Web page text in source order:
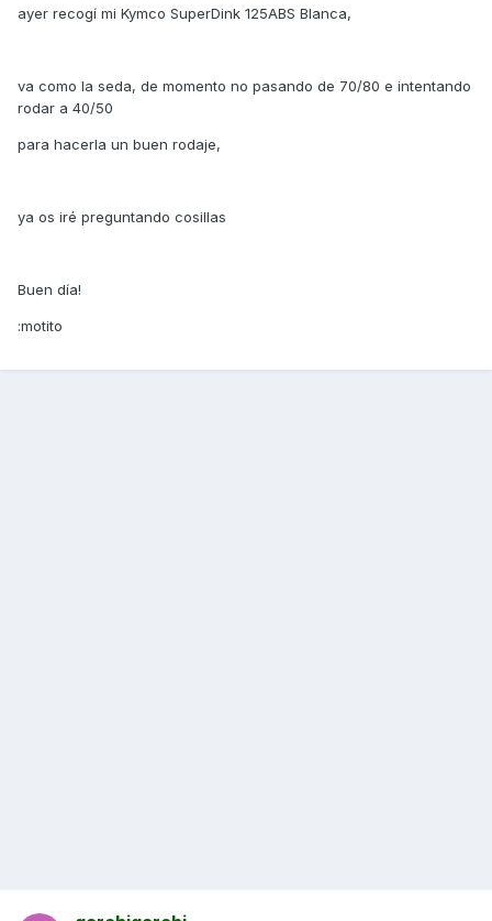
ayer recogí mi Kymco SuperDink 125ABS Blanca,
va como la seda, de momento no pasando de 70/80 e intentando
rodar a 40/50
para hacerla un buen rodaje,
ya os iré preguntando cosillas
Buen día!
:motito